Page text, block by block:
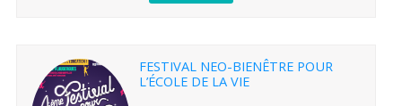
FESTIVAL NEO-BIENÊTRE POUR
L’ÉCOLE DE LA VIE